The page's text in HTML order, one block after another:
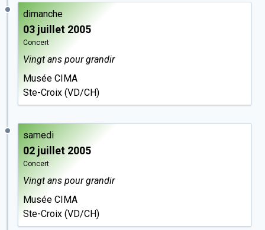
dimanche
03 juillet 2005
Concert
Vingt ans pour grandir
Musée CIMA
Ste-Croix (VD/CH)
samedi
02 juillet 2005
Concert
Vingt ans pour grandir
Musée CIMA
Ste-Croix (VD/CH)